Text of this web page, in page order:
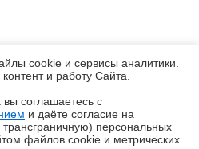
cookie и сервисы аналитики.
и работу Cайта.
соглашаетесь с
и даёте согласие на
трансграничную) персональных
файлов cookie и метрических